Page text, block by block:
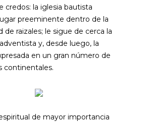
credos: la iglesia bautista
preeminente dentro de la
de raizales; le sigue de cerca la
y, desde luego, la
en un gran número de
continentales.
de mayor importancia